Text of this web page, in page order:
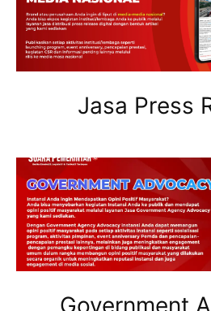
Jasa Press
Government